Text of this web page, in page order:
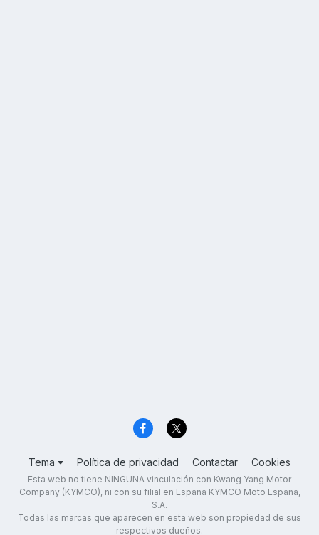
Tema Política de privacidad Contactar Cookies
Esta web no tiene NINGUNA vinculación con Kwang Yang Motor
Company (KYMCO), ni con su filial en España KYMCO Moto España,
S.A.
Todas las marcas que aparecen en esta web son propiedad de sus
respectivos dueños.